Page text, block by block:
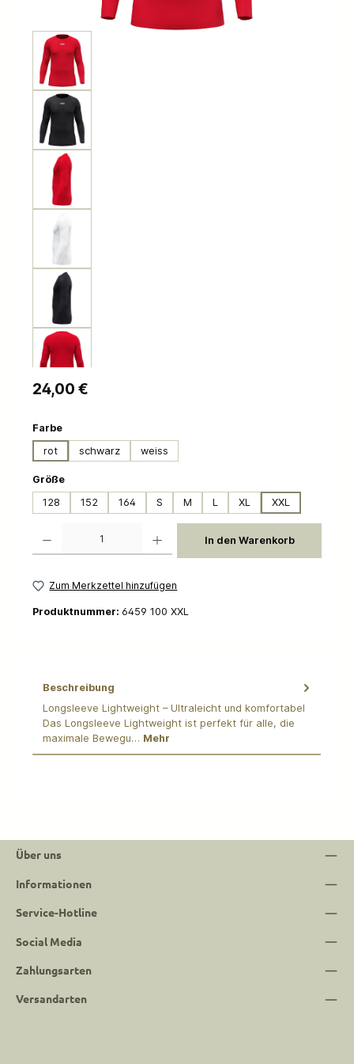
Regulärer Preis:
24,00 €
Farbeauswählen
rot
schwarz weiss
Größeauswählen
128
152 164 S M L XL XXL
In den Warenkorb
Zum Merkzettel hinzufügen
Produktnummer: 6459 100 XXL
Beschreibung
Longsleeve Lightweight – Ultraleicht und komfortabel
Das Longsleeve Lightweight ist perfekt für alle, die
maximale Bewegu… Mehr
Über uns
Informationen
Service-Hotline
Social Media
Zahlungsarten
Versandarten